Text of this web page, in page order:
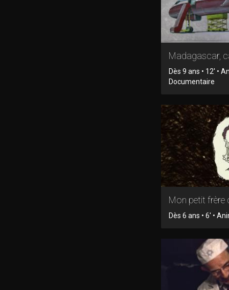
Madagascar,
Dès 9 ans • 12' •
Documentaire
Mon petit frère
Dès 6 ans • 6' •